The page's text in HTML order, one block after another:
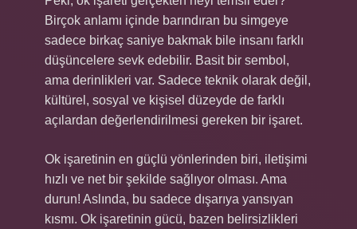
Birçok anlamı içinde barındıran bu simgeye
sadece birkaç saniye bakmak bile insanı farklı
düşüncelere sevk edebilir. Basit bir sembol,
ama derinlikleri var. Sadece teknik olarak değil,
kültürel, sosyal ve kişisel düzeyde de farklı
açılardan değerlendirilmesi gereken bir işaret.
Ok işaretinin en güçlü yönlerinden biri, iletişimi
hızlı ve net bir şekilde sağlıyor olması. Ama
durun! Aslında, bu sadece dışarıya yansıyan
kısmı. Ok işaretinin gücü, bazen belirsizlikleri